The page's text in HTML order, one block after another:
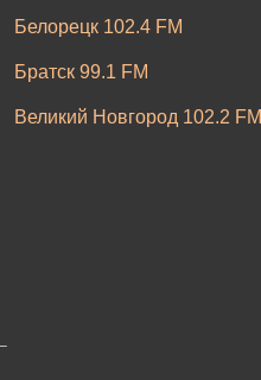
Белорецк 102.4 FM
Братск 99.1 FM
Великий Новгород 102.2 FM